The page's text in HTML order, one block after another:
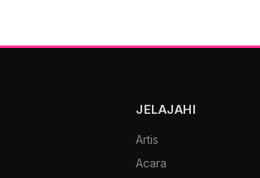
JELAJAHI
Artis
Acara